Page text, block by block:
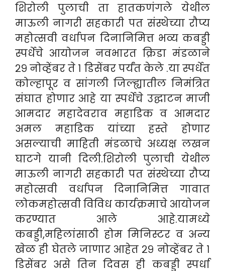
शिरोली पुलाची ता हातकणंगले येथील
माऊली नागरी सहकारी पत संस्थेच्या रौप्य
महोत्सवी वर्धापन दिनानिमित्त भव्य कबड्डी
स्पर्धेचे आयोजन नवभारत क्रिडा मंडळाने
२९ नोव्हेंबर ते १ डिसेंबर पर्यंत केले .या स्पर्धेत
कोल्हापूर व सांगली जिल्ह्य़ातील निमंत्रित
संघात होणार आहे या स्पर्धेचे उद्घाटन माजी
आमदार महादेवराव महाडिक व आमदार
अमल महाडिक यांच्या हस्ते होणार
असल्याची माहिती मंडळाचे अध्यक्ष लखन
घाटगे यानी दिली.शिरोली पुलाची येथील
माऊली नागरी सहकारी पत संस्थेच्या रौप्य
महोत्सवी वर्धापन दिनानिमित्त गावात
लोकमहोत्सवी विविध कार्यक्रमाचे आयोजन
करण्यात आले आहे.यामध्ये
कबड्डी,महिलांसाठी होम मिनिस्टर व अन्य
खेळ ही घेतले जाणार आहेत २९ नोव्हेंबर ते १
डिसेंबर असे तिन दिवस ही कबड्डी स्पर्धा